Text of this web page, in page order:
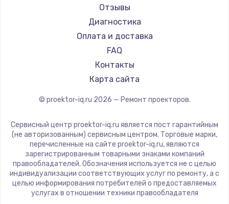
JVC
Casio
Hiper
HITACHI
Panasonic
Hisense
Отзывы
Диагностика
Оплата и доставка
FAQ
Контакты
Карта сайта
© proektor-iq.ru 2026 — Ремонт проекторов.
Сервисный центр proektor-iq.ru является пост гарантийным
(не авторизованным) сервисным центром. Торговые марки,
перечисленные на сайте proektor-iq.ru, являются
зарегистрированным товарными знаками компаний
правообладателей. Обозначения используется не с целью
индивидуализации соответствующих услуг по ремонту, а с
целью информирования потребителей о предоставляемых
услугах в отношении техники правообладателя